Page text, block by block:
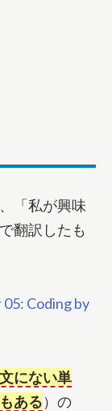
「私が興味
翻訳したも
Coding by
にない単
ある）の